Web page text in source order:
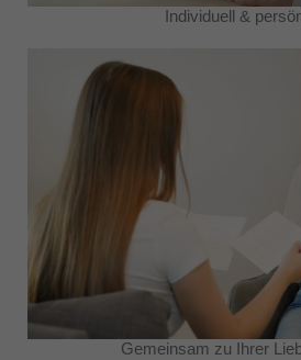
Individuell &
Gemeinsam zu Ihrer